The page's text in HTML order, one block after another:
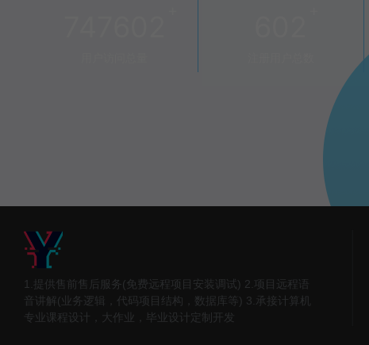
1.提供售前售后服务(免费远程项目安装调试) 2.项目远程语
音讲解(业务逻辑，代码项目结构，数据库等) 3.承接计算机
专业课程设计，大作业，毕业设计定制开发